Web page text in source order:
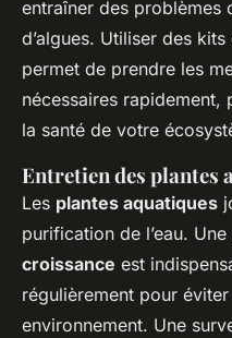
entraîner des problèmes
d’algues. Utiliser des
permet de prendre les
nécessaires rapidement,
la santé de votre
Entretien des plantes
Les plantes aquatiques
purification de l’eau.
croissance est
régulièrement pour éviter
environnement. Une